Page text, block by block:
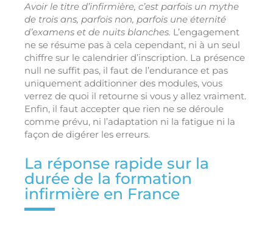
Avoir le titre d’infirmière, c’est parfois un mythe
de trois ans, parfois non, parfois une éternité
d’examens et de nuits blanches. L’engagement
ne se résume pas à cela cependant, ni à un seul
chiffre sur le calendrier d’inscription. La présence
null ne suffit pas, il faut de l’endurance et pas
uniquement additionner des modules, vous
verrez de quoi il retourne si vous y allez vraiment.
Enfin, il faut accepter que rien ne se déroule
comme prévu, ni l’adaptation ni la fatigue ni la
façon de digérer les erreurs.
La réponse rapide sur la
durée de la formation
infirmière en France